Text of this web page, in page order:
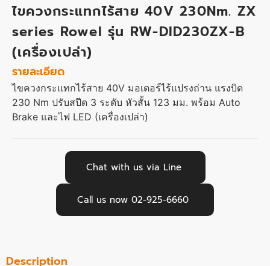
ไขควงกระแทกไร้สาย 40V 230Nm. ZX
series Rowel รุ่น RW-DID230ZX-B
(เครื่องเปล่า)
รายละเอียด
ไขควงกระแทกไร้สาย 40V มอเตอร์ไร้แปรงถ่าน แรงบิด
230 Nm ปรับสปีด 3 ระดับ หัวสั้น 123 มม. พร้อม Auto
Brake และไฟ LED (เครื่องเปล่า)
Chat with us via Line
Call us now 02-925-6660
Description